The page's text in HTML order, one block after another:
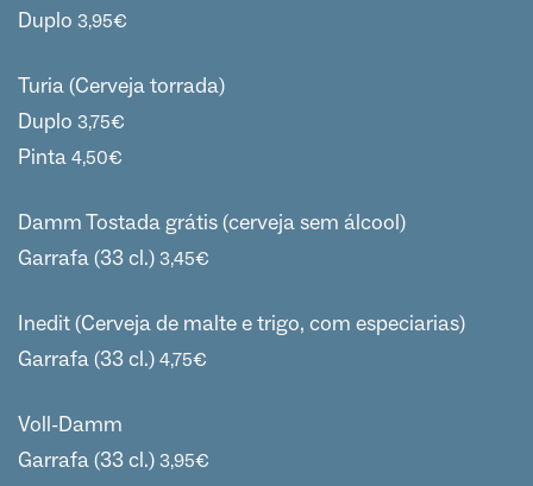
Duplo 3,95€
Turia (Cerveja torrada)
Duplo 3,75€
Pinta 4,50€
Damm Tostada grátis (cerveja sem álcool)
Garrafa (33 cl.) 3,45€
Inedit (Cerveja de malte e trigo, com especiarias)
Garrafa (33 cl.) 4,75€
Voll-Damm
Garrafa (33 cl.) 3,95€